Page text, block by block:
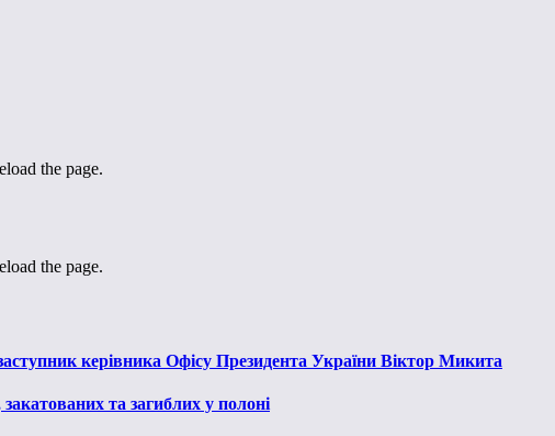
the page.
the page.
керівника Офісу Президента України Віктор Микита
та загиблих у полоні